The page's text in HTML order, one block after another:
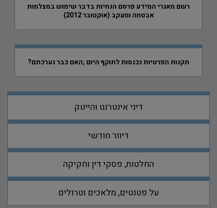
רשם מאגרי המידע פרסם הנחיות בדבר שימוש במצלמות
אבטחה ומעקב (אוקטובר 2012)
תקנות הפרטיות נכנסות לתוקף היום ;האם כבר נערכתם?
דיני אינטרנט והייטק
דיוור חודשי
החלטות, פסקי דין וחקיקה
על פטנטים, מלאכים וטרולים